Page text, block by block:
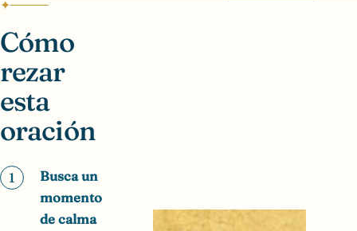
Cómo
rezar
esta
oración
1
Busca un
momento
de calma